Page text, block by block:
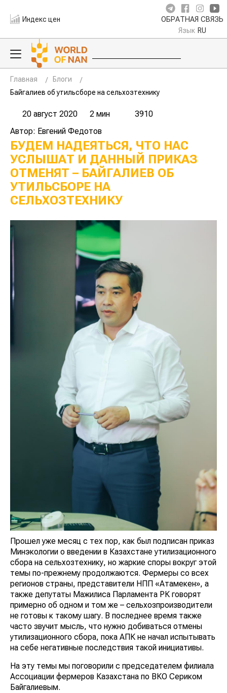
Индекс цен ОБРАТНАЯ СВЯЗЬ
Язык RU
Главная
Блоги
Байгалиев об утильсборе на сельхозтехнику
20 август 2020 2 мин
3910
Автор: Евгений Федотов
БУДЕМ НАДЕЯТЬСЯ, ЧТО НАС
УСЛЫШАТ И ДАННЫЙ ПРИКАЗ
ОТМЕНЯТ – БАЙГАЛИЕВ ОБ
УТИЛЬСБОРЕ НА
СЕЛЬХОЗТЕХНИКУ
Прошел уже месяц с тех пор, как был подписан приказ
Минэкологии о введении в Казахстане утилизационного
сбора на сельхозтехнику, но жаркие споры вокруг этой
темы по-прежнему продолжаются. Фермеры со всех
регионов страны, представители НПП «Атамекен», а
также депутаты Мажилиса Парламента РК говорят
примерно об одном и том же – сельхозпроизводители
не готовы к такому шагу. В последнее время также
часто звучит мысль, что нужно добиваться отмены
утилизационного сбора, пока АПК не начал испытывать
на себе негативные последствия такой инициативы.
На эту темы мы поговорили с председателем филиала
Ассоциации фермеров Казахстана по ВКО Сериком
Байгалиевым.